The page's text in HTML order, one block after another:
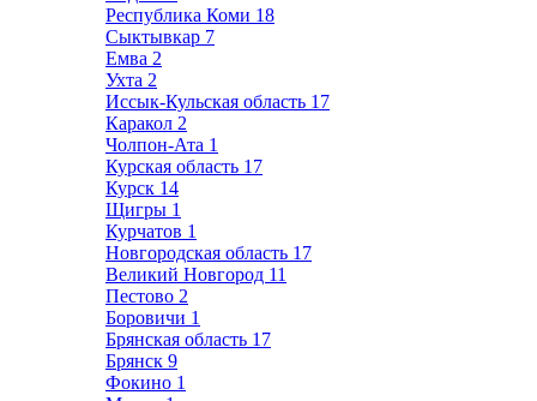
Республика Коми 18
Сыктывкар 7
Емва 2
Ухта 2
Иссык-Кульская область 17
Каракол 2
Чолпон-Ата 1
Курская область 17
Курск 14
Щигры 1
Курчатов 1
Новгородская область 17
Великий Новгород 11
Пестово 2
Боровичи 1
Брянская область 17
Брянск 9
Фокино 1